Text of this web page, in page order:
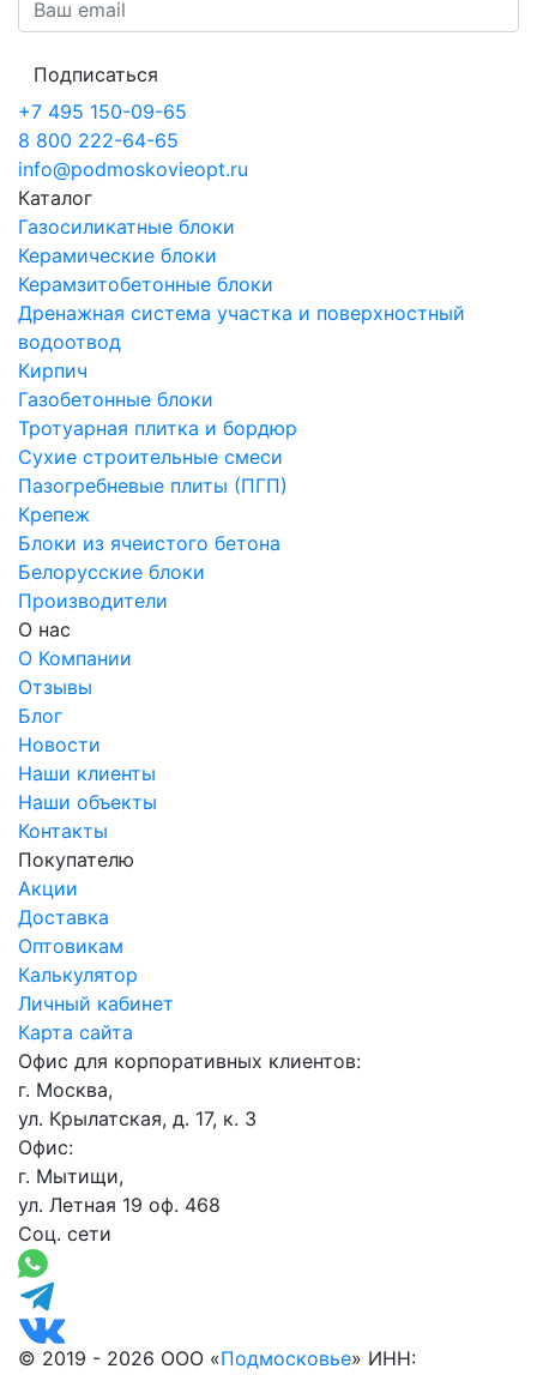
Подписаться
+7 495 150-09-65
8 800 222-64-65
info@podmoskovieopt.ru
Каталог
Газосиликатные блоки
Керамические блоки
Керамзитобетонные блоки
Дренажная система участка и поверхностный
водоотвод
Кирпич
Газобетонные блоки
Тротуарная плитка и бордюр
Сухие строительные смеси
Пазогребневые плиты (ПГП)
Крепеж
Блоки из ячеистого бетона
Белорусские блоки
Производители
О нас
О Компании
Отзывы
Блог
Новости
Наши клиенты
Наши объекты
Контакты
Покупателю
Акции
Доставка
Оптовикам
Калькулятор
Личный кабинет
Карта сайта
Офис для корпоративных клиентов:
г. Москва,
ул. Крылатская, д. 17, к. 3
Офис:
г. Мытищи,
ул. Летная 19 оф. 468
Соц. сети
© 2019 - 2026 ООО «Подмосковье» ИНН: